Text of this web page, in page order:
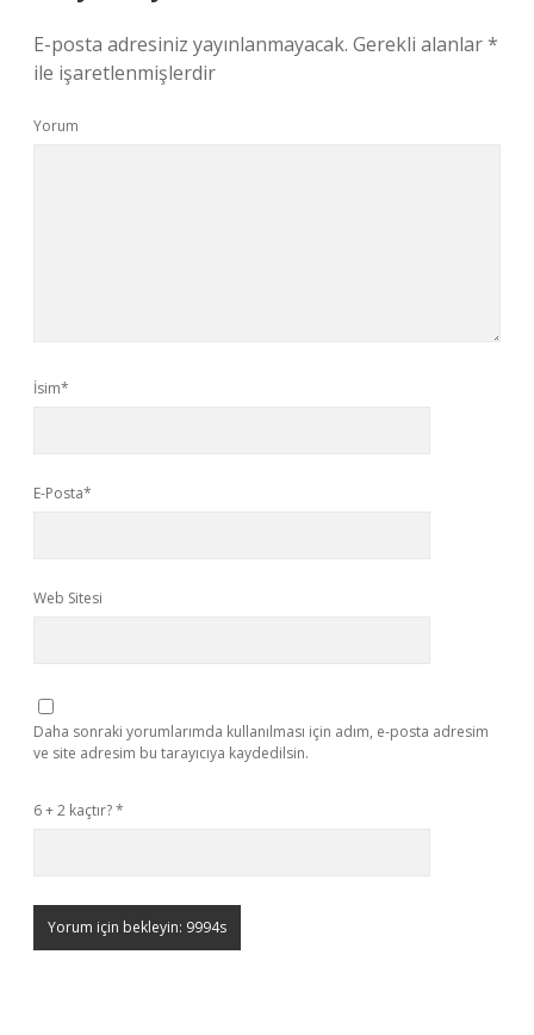
E-posta adresiniz yayınlanmayacak. Gerekli alanlar*
ile işaretlenmişlerdir
Yorum
İsim*
E-Posta*
Web Sitesi
Daha sonraki yorumlarımda kullanılması için adım, e-posta adresim
ve site adresim bu tarayıcıya kaydedilsin.
6 + 2 kaçtır?*